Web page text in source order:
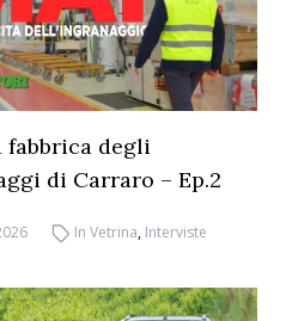
fabbrica degli
di Carraro – Ep.2
In Vetrina, Interviste